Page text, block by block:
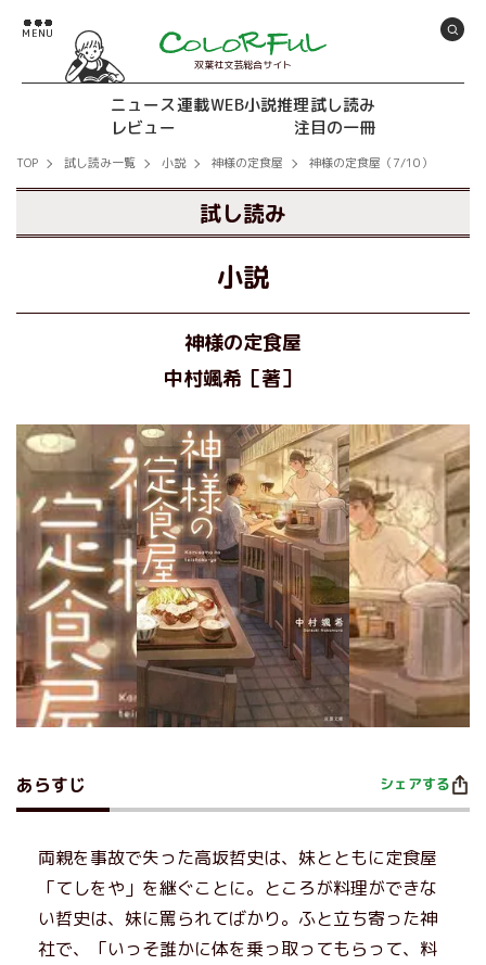
双葉社文芸総合サイト
ニュース連載WEB小説推理試し読み
レビュー
注目の一冊
TOP 試し読み一覧 小説 神様の定食屋 神様の定食屋（7/10）
試し読み
小説
神様の定食屋
中村颯希［著］
あらすじ シェアする
両親を事故で失った高坂哲史は、妹とともに定食屋
「てしをや」を継ぐことに。ところが料理ができな
い哲史は、妹に罵られてばかり。ふと立ち寄った神
社で、「いっそ誰かに体を乗っ取ってもらって、料